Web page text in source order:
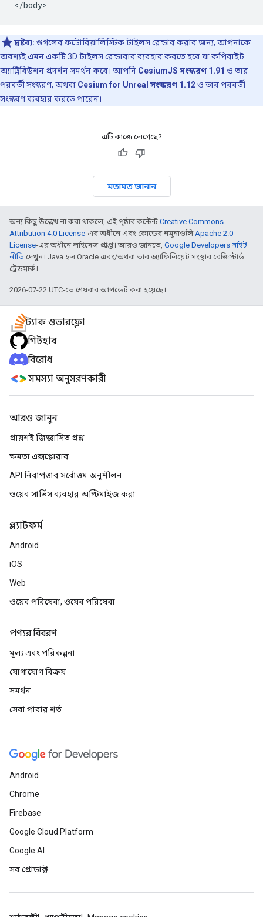
দ্রষ্টব্য: গুগলের ফটোরিয়ালিস্টিক টাইলস রেন্ডার করার জন্য, আপনাকে
অবশ্যই এমন একটি 3D টাইলস রেন্ডারার ব্যবহার করতে হবে যা কপিরাইট
অ্যাট্রিবিউশন প্রদর্শন সমর্থন করে। আপনি CesiumJS সংস্করণ 1.91 ও তার
পরবর্তী সংস্করণ, অথবা Cesium for Unreal সংস্করণ 1.12ও তার পরবর্তী
সংস্করণ ব্যবহার করতে পারেন।
এটি কাজে লেগেছে?
মতামত জানান
অন্য কিছু উল্লেখ না করা থাকলে, এই পৃষ্ঠার কন্টেন্ট Creative Commons
Attribution 4.0 License-এর অধীনে এবং কোডের নমুনাগুলিApache 2.0
License-এর অধীনে লাইসেন্স প্রাপ্ত। আরও জানতে, Google Developers সাইট
নীতি দেখুন। Java হল Oracle এবং/অথবা তার অ্যাফিলিয়েট সংস্থার রেজিস্টার্ড
ট্রেডমার্ক।
2026-07-22 UTC-তে শেষবার আপডেট করা হয়েছে।
স্ট্যাক ওভারফ্লো
গিটহাব
বিরোধ
সমস্যা অনুসরণকারী
আরও জানুন
প্রায়শই জিজ্ঞাসিত প্রশ্ন
ক্ষমতা এক্সপ্লোরার
API নিরাপত্তার সর্বোত্তম অনুশীলন
ওয়েব সার্ভিস ব্যবহার অপ্টিমাইজ করা
প্ল্যাটফর্ম
Android
iOS
Web
ওয়েব পরিষেবা, ওয়েব পরিষেবা
পণ্যর বিবরণ
মূল্য এবং পরিকল্পনা
যোগাযোগ বিক্রয়
সমর্থন
সেবা পাবার শর্ত
Android
Chrome
Firebase
Google Cloud Platform
Google AI
সব প্রোডাক্ট